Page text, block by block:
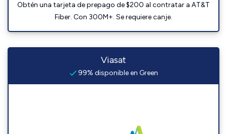
Obtén una tarjeta de prepago de $200 al contratar a AT&T
Fiber. Con 300M+. Se requiere canje.
Viasat
99% disponible en Green